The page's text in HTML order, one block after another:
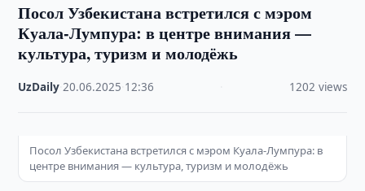
Посол Узбекистана встретился с мэром
Куала-Лумпура: в центре внимания —
культура, туризм и молодёжь
UzDaily ·20.06.2025 12:36 1202 views
Посол Узбекистана встретился с мэром Куала-Лумпура: в
центре внимания — культура, туризм и молодёжь